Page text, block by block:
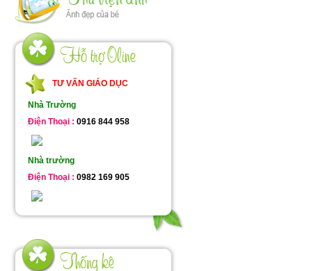
TƯ VẤN GIÁO DỤC
Nhà Trường
Điện Thoại : 0916 844 958
Nhà trường
Điện Thoại : 0982 169 905